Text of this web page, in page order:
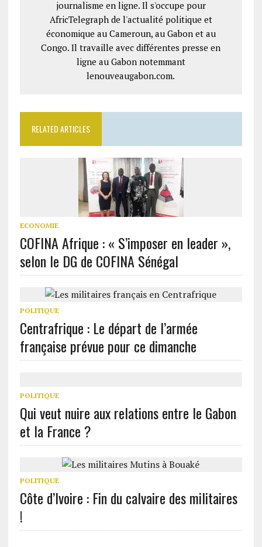
journalisme en ligne. Il s'occupe pour
AfricTelegraph de l'actualité politique et
économique au Cameroun, au Gabon et au
Congo. Il travaille avec différentes presse en
ligne au Gabon notemmant
lenouveaugabon.com.
RELATED ARTICLES
ECONOMIE
COFINA Afrique : « S’imposer en leader »,
selon le DG de COFINA Sénégal
POLITIQUE
Centrafrique : Le départ de l’armée
française prévue pour ce dimanche
POLITIQUE
Qui veut nuire aux relations entre le Gabon
et la France ?
POLITIQUE
Côte d’Ivoire : Fin du calvaire des militaires
!